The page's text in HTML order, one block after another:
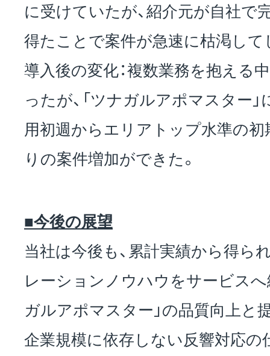
に受けていたが、紹介元が自社で
得たことで案件が急速に枯渇して
導入後の変化：複数業務を抱える
ったが、「ツナガルアポマスター
用初週からエリアトップ水準の初
りの案件増加ができた。
■今後の展望
当社は今後も、累計実績から得ら
レーションノウハウをサービスへ
ガルアポマスター」の品質向上と
企業規模に依存しない反響対応